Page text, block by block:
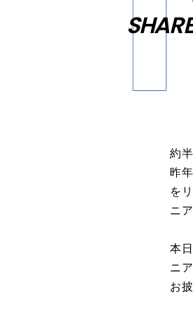
約
昨
を
ニ
本
ニ
お